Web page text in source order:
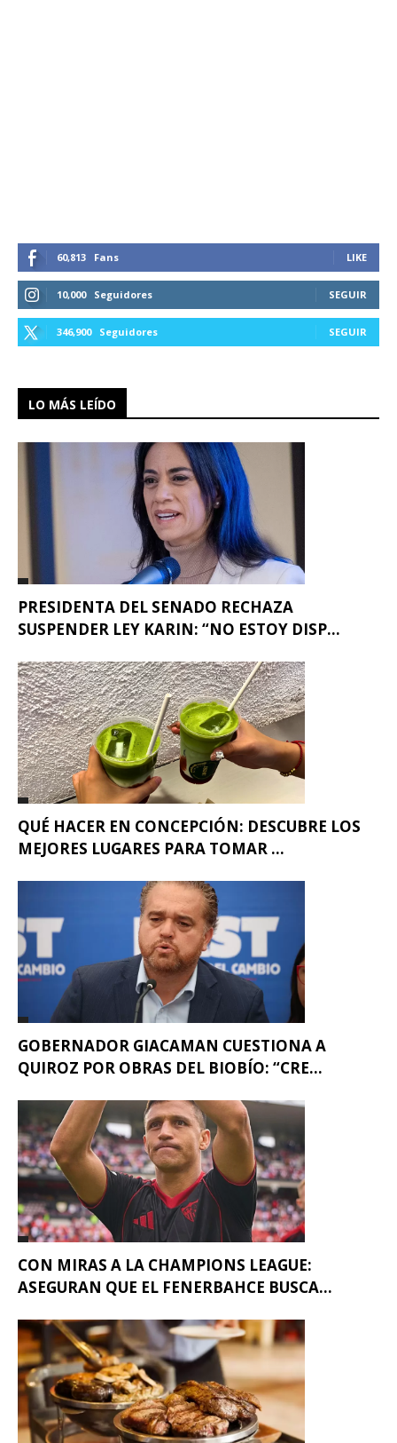
60,813 Fans LIKE
10,000 Seguidores SEGUIR
346,900 Seguidores SEGUIR
LO MÁS LEÍDO
PRESIDENTA DEL SENADO RECHAZA
SUSPENDER LEY KARIN: “NO ESTOY DISP...
QUÉ HACER EN CONCEPCIÓN: DESCUBRE LOS
MEJORES LUGARES PARA TOMAR ...
GOBERNADOR GIACAMAN CUESTIONA A
QUIROZ POR OBRAS DEL BIOBÍO: “CRE...
CON MIRAS A LA CHAMPIONS LEAGUE:
ASEGURAN QUE EL FENERBAHCE BUSCA...